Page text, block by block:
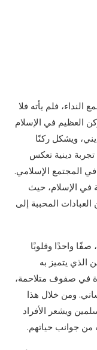
فلم يأته فلا
العظيم في الإسلام
ويشكل ركنًا
دينية تعكس
في المجتمع الإسلامي.
في الإسلام، حيث
المحببة إلى
واحدًا وقلوبًا
الذي يتميز به
في صفوف متلاحمة،
ومن خلال هذا
ويشعر الأفراد
من جوانب حياتهم.